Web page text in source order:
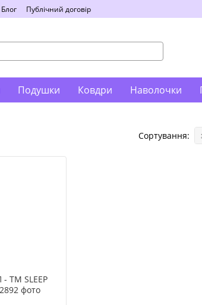
Блог Публічний договір
Подушки Ковдри Наволочки
Сортування: